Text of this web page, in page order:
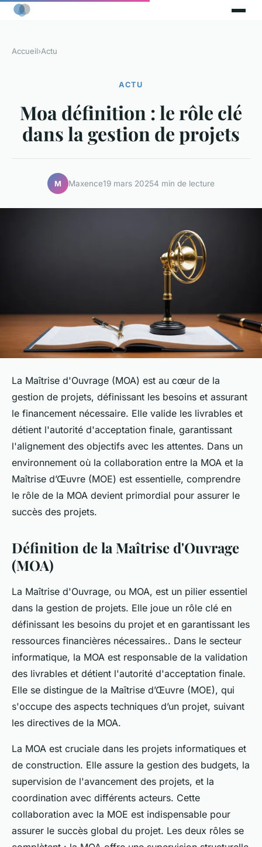
Accueil›Actu
ACTU
Moa définition : le rôle clé
dans la gestion de projets
M Maxence19 mars 20254 min de lecture
La Maîtrise d'Ouvrage (MOA) est au cœur de la
gestion de projets, définissant les besoins et assurant
le financement nécessaire. Elle valide les livrables et
détient l'autorité d'acceptation finale, garantissant
l'alignement des objectifs avec les attentes. Dans un
environnement où la collaboration entre la MOA et la
Maîtrise d’Œuvre (MOE) est essentielle, comprendre
le rôle de la MOA devient primordial pour assurer le
succès des projets.
Définition de la Maîtrise d'Ouvrage
(MOA)
La Maîtrise d'Ouvrage, ou MOA, est un pilier essentiel
dans la gestion de projets. Elle joue un rôle clé en
définissant les besoins du projet et en garantissant les
ressources financières nécessaires.. Dans le secteur
informatique, la MOA est responsable de la validation
des livrables et détient l'autorité d'acceptation finale.
Elle se distingue de la Maîtrise d’Œuvre (MOE), qui
s'occupe des aspects techniques d’un projet, suivant
les directives de la MOA.
La MOA est cruciale dans les projets informatiques et
de construction. Elle assure la gestion des budgets, la
supervision de l'avancement des projets, et la
coordination avec différents acteurs. Cette
collaboration avec la MOE est indispensable pour
assurer le succès global du projet. Les deux rôles se